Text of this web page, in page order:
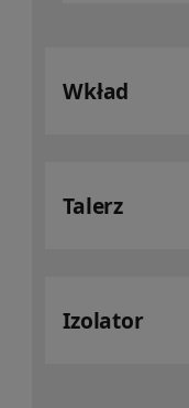
Wkład
Talerz
Izolator